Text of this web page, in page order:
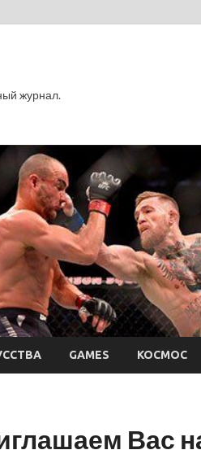
журнал.
GAMES КОСМОС
Вас